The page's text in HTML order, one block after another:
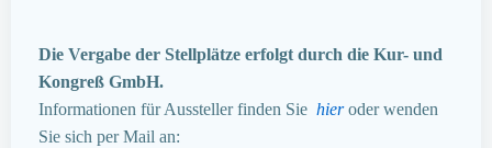
Die Vergabe der Stellplätze erfolgt durch die Kur- und
Kongreß GmbH.
Informationen für Aussteller finden Sie hieroder wenden
Sie sich per Mail an: